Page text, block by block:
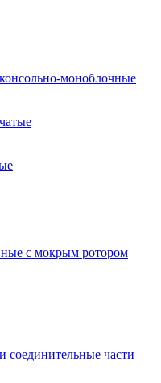
моноблочные
с мокрым ротором
части